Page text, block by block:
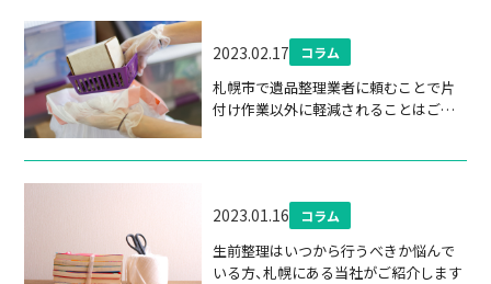
2023.02.17 コラム
札幌市で遺品整理業者に頼むことで片
付け作業以外に軽減されることはご存
2023.01.16 コラム
生前整理はいつから行うべきか悩んで
いる方、札幌にある当社がご紹介します